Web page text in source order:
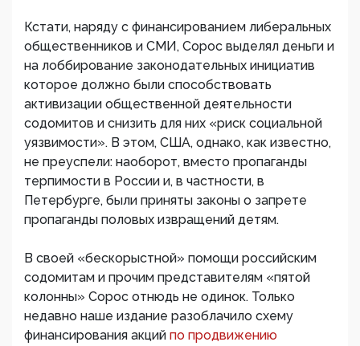
Кстати, наряду с финансированием либеральных
общественников и СМИ, Сорос выделял деньги и
на лоббирование законодательных инициатив
которое должно были способствовать
активизации общественной деятельности
содомитов и снизить для них «риск социальной
уязвимости». В этом, США, однако, как известно,
не преуспели: наоборот, вместо пропаганды
терпимости в России и, в частности, в
Петербурге, были приняты законы о запрете
пропаганды половых извращений детям.
В своей «бескорыстной» помощи российским
содомитам и прочим представителям «пятой
колонны» Сорос отнюдь не одинок. Только
недавно наше издание разоблачило схему
финансирования акций по продвижению